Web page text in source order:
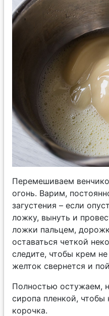
Перемешиваем
огонь. Варим,
загустения – если
ложку, вынуть и
ложки пальцем,
оставаться четкой
следите, чтобы крем
желток свернется и
Полностью остужаем,
сиропа пленкой, чтобы
корочка.